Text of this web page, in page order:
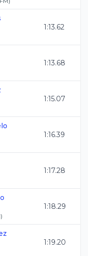
1:13.62
1:13.68
1:15.07
1:16.39
1:17.28
)
1:18.29
1:19.20